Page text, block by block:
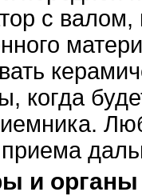
с
когда
приема
и органы